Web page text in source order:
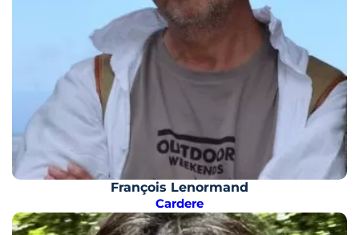
François Lenormand
Cardere